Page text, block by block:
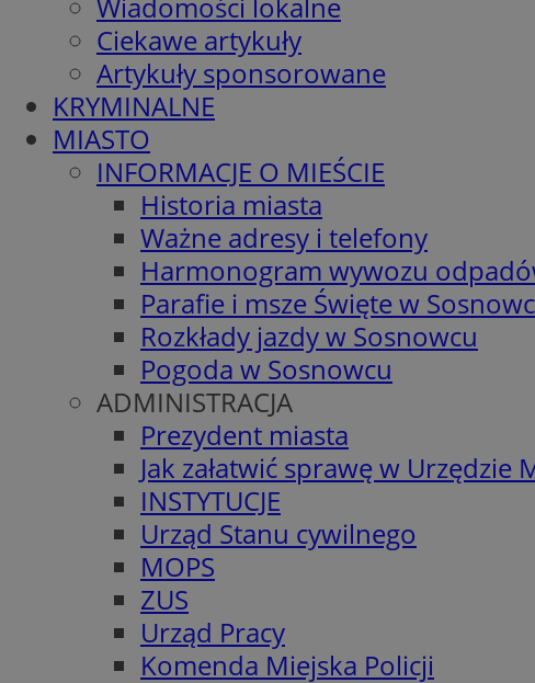
Ciekawe artykuły
Artykuły sponsorowane
KRYMINALNE
MIASTO
INFORMACJE O MIEŚCIE
Historia miasta
Ważne adresy i telefony
Harmonogram wywozu
Parafie i msze Święte w
Rozkłady jazdy w Sosnowcu
Pogoda w Sosnowcu
ADMINISTRACJA
Prezydent miasta
Jak załatwić sprawę w Urzędzie
INSTYTUCJE
Urząd Stanu cywilnego
MOPS
ZUS
Urząd Pracy
Komenda Miejska Policji